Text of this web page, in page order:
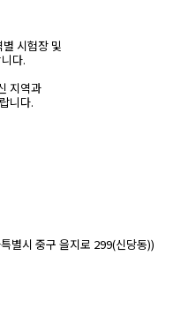
시험장 및
다.
지역과
니다.
별시 중구 을지로 299(신당동))